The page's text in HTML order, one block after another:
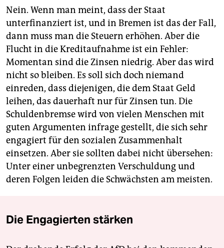
Nein. Wenn man meint, dass der Staat
unterfinanziert ist, und in Bremen ist das der Fall,
dann muss man die Steuern erhöhen. Aber die
Flucht in die Kreditaufnahme ist ein Fehler:
Momentan sind die Zinsen niedrig. Aber das wird
nicht so bleiben. Es soll sich doch niemand
einreden, dass diejenigen, die dem Staat Geld
leihen, das dauerhaft nur für Zinsen tun. Die
Schuldenbremse wird von vielen Menschen mit
guten Argumenten infrage gestellt, die sich sehr
engagiert für den sozialen Zusammenhalt
einsetzen. Aber sie sollten dabei nicht übersehen:
Unter einer unbegrenzten Verschuldung und
deren Folgen leiden die Schwächsten am meisten.
Die Engagierten stärken